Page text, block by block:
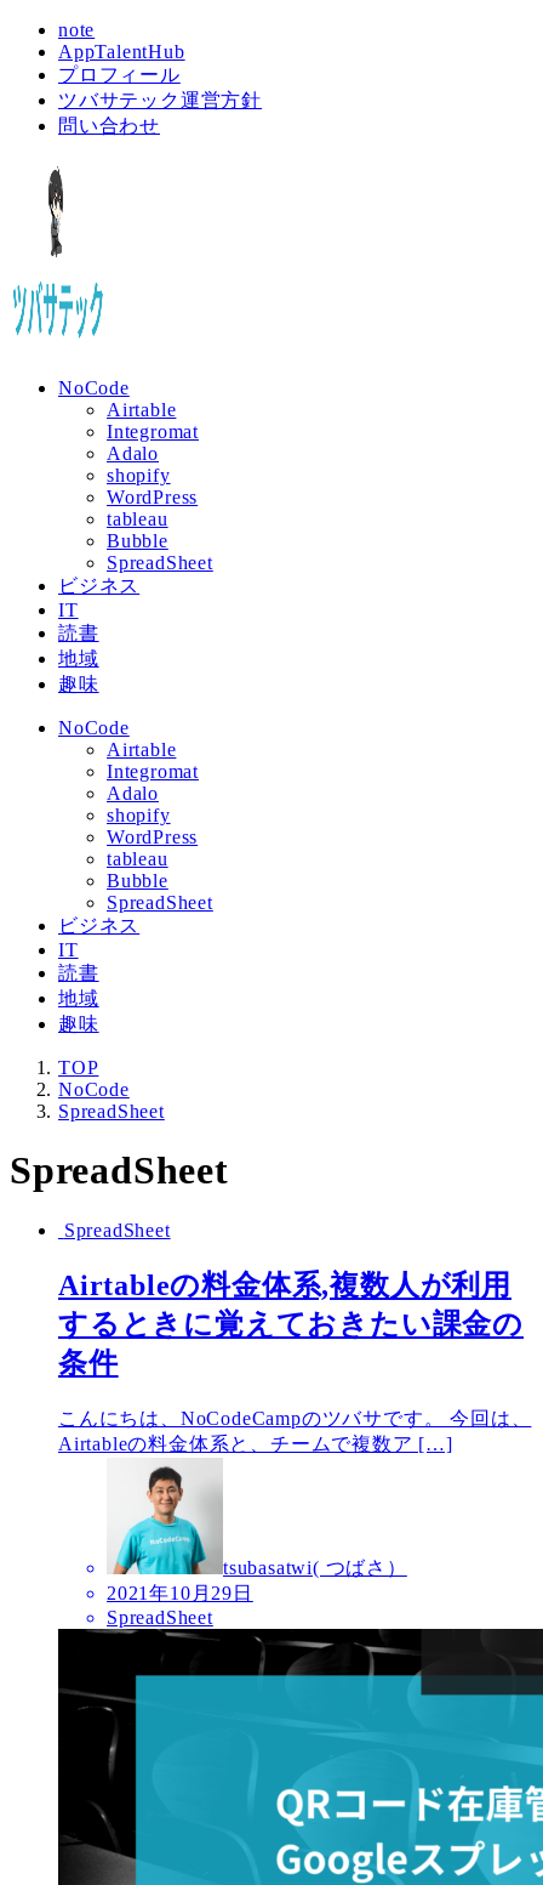
note
AppTalentHub
プロフィール
ツバサテック運営方針
問い合わせ
NoCode
Airtable
Integromat
Adalo
shopify
WordPress
tableau
Bubble
SpreadSheet
ビジネス
IT
読書
地域
趣味
NoCode
Airtable
Integromat
Adalo
shopify
WordPress
tableau
Bubble
SpreadSheet
ビジネス
IT
読書
地域
趣味
TOP
NoCode
SpreadSheet
SpreadSheet
SpreadSheet
Airtableの料金体系,複数人が利用
するときに覚えておきたい課金の
条件
こんにちは、NoCodeCampのツバサです。 今回は、
Airtableの料金体系と、チームで複数ア […]
tsubasatwi( つばさ）
2021年10月29日
SpreadSheet